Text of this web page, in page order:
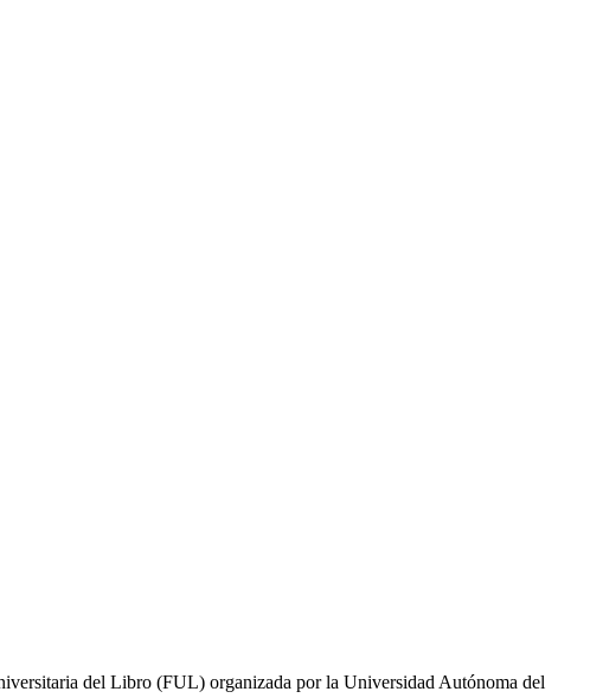
del Libro (FUL) organizada por la Universidad Autónoma del